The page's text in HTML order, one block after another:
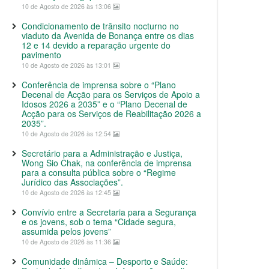
10 de Agosto de 2026 às 13:06
Condicionamento de trânsito nocturno no
viaduto da Avenida de Bonança entre os dias
12 e 14 devido a reparação urgente do
pavimento
10 de Agosto de 2026 às 13:01
Conferência de imprensa sobre o “Plano
Decenal de Acção para os Serviços de Apoio a
Idosos 2026 a 2035” e o “Plano Decenal de
Acção para os Serviços de Reabilitação 2026 a
2035”.
10 de Agosto de 2026 às 12:54
Secretário para a Administração e Justiça,
Wong Sio Chak, na conferência de imprensa
para a consulta pública sobre o “Regime
Jurídico das Associações”.
10 de Agosto de 2026 às 12:45
Convívio entre a Secretaria para a Segurança
e os jovens, sob o tema “Cidade segura,
assumida pelos jovens”
10 de Agosto de 2026 às 11:36
Comunidade dinâmica – Desporto e Saúde: